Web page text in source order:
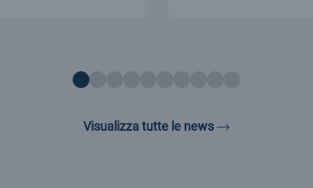
Visualizza tutte le newsVisualizza tutte le